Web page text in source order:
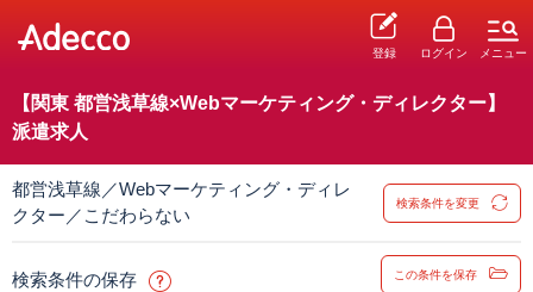
登録 ログイン メニュー
【関東 都営浅草線×Webマーケティング・ディレクター】
派遣求人
都営浅草線／Webマーケティング・ディレ
クター／こだわらない
検索条件を変更
検索条件の保存 この条件を保存